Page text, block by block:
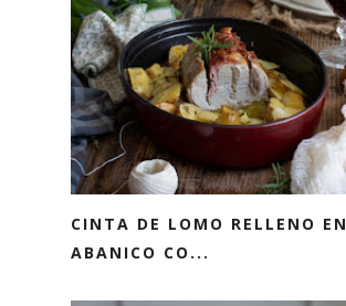
CINTA DE LOMO RELLENO EN
ABANICO CO...